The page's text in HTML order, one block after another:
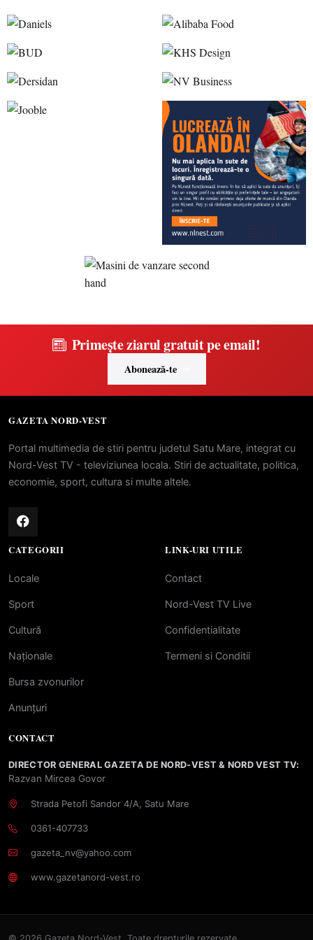
Primește ziarul gratuit pe email!
Abonează-te
GAZETA NORD-VEST
Portal multimedia de stiri pentru judetul Satu Mare, integrat cu
Nord-Vest TV - televiziunea locala. Stiri de actualitate, politica,
economie, sport, cultura si multe altele.
CATEGORII
Locale
Sport
Cultură
Naționale
Bursa zvonurilor
Anunțuri
LINK-URI UTILE
Contact
Nord-Vest TV Live
Confidentialitate
Termeni si Conditii
CONTACT
DIRECTOR GENERAL GAZETA DE NORD-VEST & NORD VEST TV:
Razvan Mircea Govor
Strada Petofi Sandor 4/A, Satu Mare
0361-407733
gazeta_nv@yahoo.com
www.gazetanord-vest.ro